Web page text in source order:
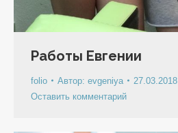
Работы Евгении
folio Автор: evgeniya
27.03.2018
Оставить комментарий